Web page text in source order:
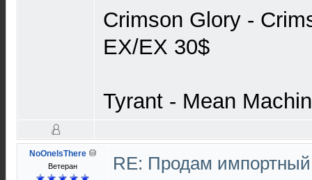
Crimson Glory -
EX/EX 30$
Tyrant - Mean
NoOneIsThere
Ветеран
RE: Продам